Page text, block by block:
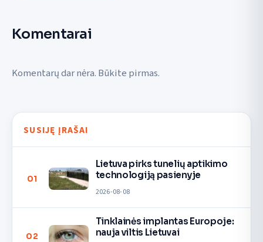
Komentarai
Komentarų dar nėra. Būkite pirmas.
SUSIJĘ ĮRAŠAI
01
Lietuva pirks tunelių aptikimo
technologiją pasienyje
2026-08-08
02
Tinklainės implantas Europoje:
nauja viltis Lietuvai